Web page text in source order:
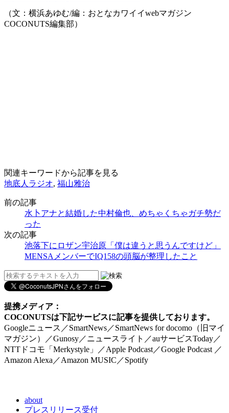
（文：横浜あゆむ/編：おとなカワイイwebマガジン
COCONUTS編集部）
関連キーワードから記事を見る
地底人ラジオ, 福山雅治
前の記事
水卜アナと結婚した中村倫也、めちゃくちゃガチ勢だ
った
次の記事
池落下にロザン宇治原「僕は違うと思うんですけど」
MENSAメンバーでIQ158の頭脳が整理したこと
提携メディア：
COCONUTSは下記サービスに記事を提供しております。
Googleニュース／SmartNews／SmartNews for docomo（旧マイ
マガジン）／Gunosy／ニュースライト／auサービスToday／
NTTドコモ「Merkystyle」／Apple Podcast／Google Podcast ／
Amazon Alexa／Amazon MUSIC／Spotify
about
プレスリリース受付